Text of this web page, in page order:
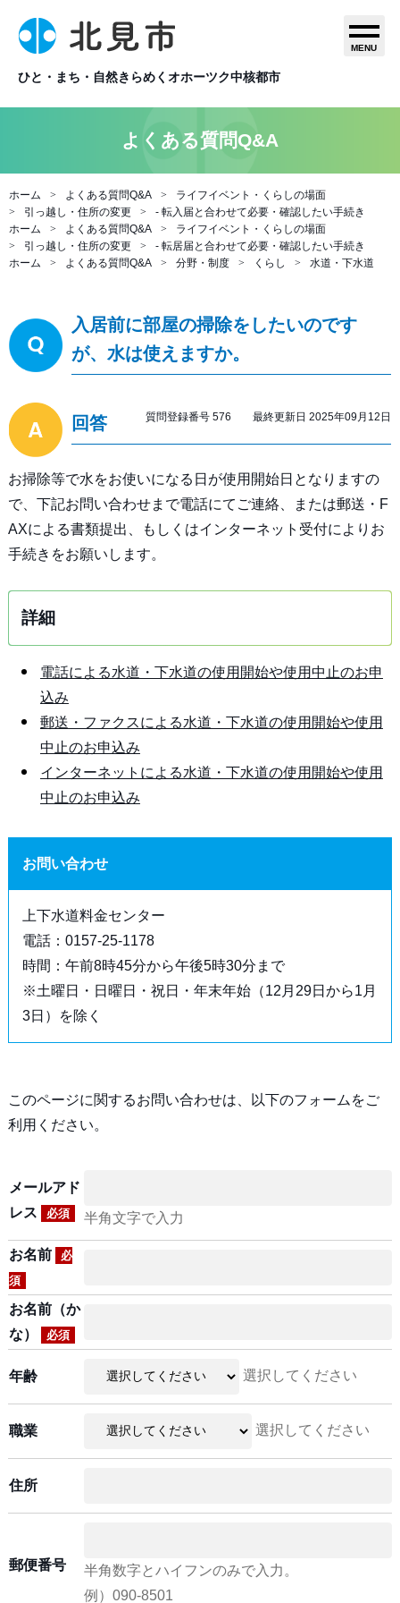
ひと・まち・自然きらめくオホーツク中核都市
MENU
よくある質問Q&A
ホーム よくある質問Q&A
ライフイベント・くらしの場面
引っ越し・住所の変更
- 転入届と合わせて必要・確認したい手続き
ホーム
よくある質問Q&A
ライフイベント・くらしの場面
引っ越し・住所の変更
- 転居届と合わせて必要・確認したい手続き
ホーム
よくある質問Q&A 分野・制度 くらし 水道・下水道
入居前に部屋の掃除をしたいのです
が、水は使えますか。
回答 質問登録番号 576 最終更新日 2025年09月12日
お掃除等で水をお使いになる日が使用開始日となりますの
で、下記お問い合わせまで電話にてご連絡、または郵送・F
AXによる書類提出、もしくはインターネット受付によりお
手続きをお願いします。
詳細
電話による水道・下水道の使用開始や使用中止のお申
込み
郵送・ファクスによる水道・下水道の使用開始や使用
中止のお申込み
インターネットによる水道・下水道の使用開始や使用
中止のお申込み
お問い合わせ
上下水道料金センター
電話：0157-25-1178
時間：午前8時45分から午後5時30分まで
※土曜日・日曜日・祝日・年末年始（12月29日から1月
3日）を除く
このページに関するお問い合わせは、以下のフォームをご
利用ください。
メールアド
レス
必須 半角文字で入力
お名前
必
須
お名前（か
な）
必須
年齢 選択してください
職業 選択してください
住所
郵便番号
半角数字とハイフンのみで入力。
例）090-8501